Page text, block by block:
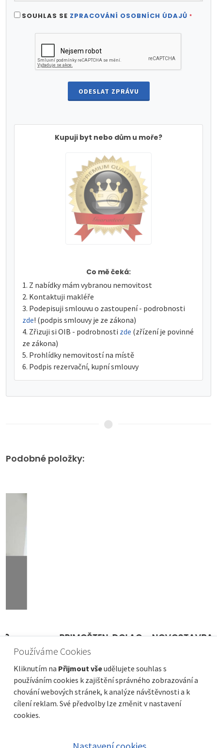
SOUHLAS SE ZPRACOVÁNÍ OSOBNÍCH ÚDAJŮ *
ODESLAT ZPRÁVU
Kupuji byt nebo dům u moře?
Co mě čeká:
Z nabídky mám vybranou nemovitost
Kontaktuji makléře
Podepisuji smlouvu o zastoupení - podrobnosti
zde! (podpis smlouvy je ze zákona)
Zřizuji si OIB - podrobnosti zde (zřízení je povinné
ze zákona)
Prohlídky nemovitostí na místě
Podpis rezervační, kupní smlouvy
Podobné položky:
PRIMOŠTEN, DOLAC – NOVOSTAVBA!
Dvoupokojový apartmán s krásným
výhledem.
Cena316 000 € Vzdálenost od moře
280 m
Plocha celkem
88 m² Obec, část obce
Primošten
Používáme Cookies
Kliknutím na Přijmout všeudělujete souhlas s
používáním cookies k zajištění správného zobrazování a
chování webových stránek, k analýze návštěvnosti a k
cílení reklam. Své předvolby lze změnit v nastavení
cookies.